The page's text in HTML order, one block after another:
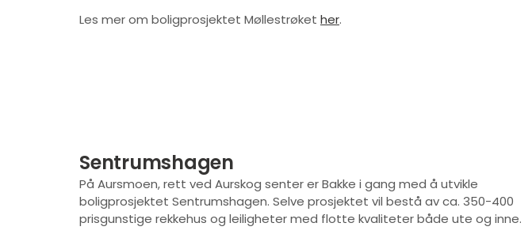
Les mer om boligprosjektet Møllestrøket her.
Sentrumshagen
På Aursmoen, rett ved Aurskog senter er Bakke i gang med å utvikle
boligprosjektet Sentrumshagen. Selve prosjektet vil bestå av ca. 350-400
prisgunstige rekkehus og leiligheter med flotte kvaliteter både ute og inne.